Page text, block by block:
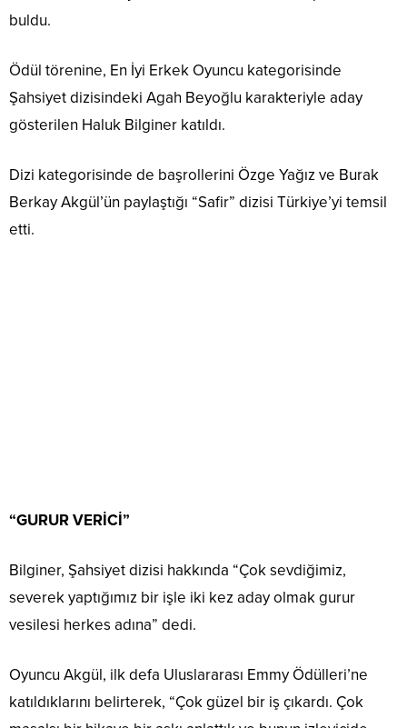
buldu.
Ödül törenine, En İyi Erkek Oyuncu kategorisinde
Şahsiyet dizisindeki Agah Beyoğlu karakteriyle aday
gösterilen Haluk Bilginer katıldı.
Dizi kategorisinde de başrollerini Özge Yağız ve Burak
Berkay Akgül’ün paylaştığı “Safir” dizisi Türkiye’yi temsil
etti.
“GURUR VERİCİ”
Bilginer, Şahsiyet dizisi hakkında “Çok sevdiğimiz,
severek yaptığımız bir işle iki kez aday olmak gurur
vesilesi herkes adına” dedi.
Oyuncu Akgül, ilk defa Uluslararası Emmy Ödülleri’ne
katıldıklarını belirterek, “Çok güzel bir iş çıkardı. Çok